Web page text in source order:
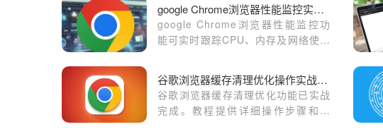
google Chrome浏览器性能监控实践方法
google Chrome浏览器性能监控功
能可实时跟踪CPU、内存及网络使用
谷歌浏览器缓存清理优化操作实战教程完整
谷歌浏览器缓存清理优化功能已实战
完成。教程提供详细操作步骤和技